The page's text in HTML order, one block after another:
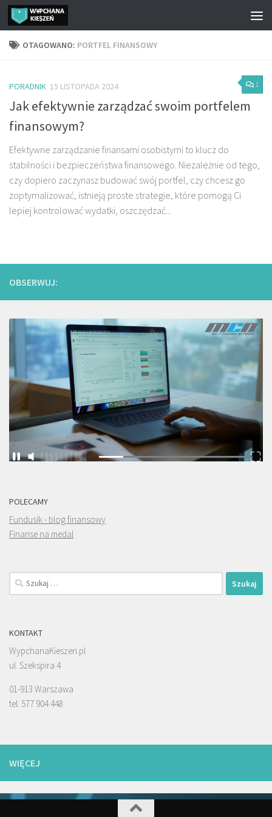
Przejdź do treści
OTAGOWANO: PORTFEL FINANSOWY
1
PORADNIK 15 LISTOPADA 2024
Jak efektywnie zarządzać swoim portfelem
finansowym?
Efektywne zarządzanie finansami osobistymi to klucz do
stabilności i bezpieczeństwa finansowego. Niezależnie od tego,
czy dopiero zaczynasz budować swój portfel, czy chcesz go
zoptymalizować, istnieją proste strategie, które pomogą Ci
lepiej kontrolować wydatki, oszczędzać...
OBSERWUJ:
POLECAMY
Fundusik - blog finansowy
Finanse na medal
Szukaj:
KONTAKT
WypchanaKieszen.pl
ul. Szekspira 4
01-913 Warszawa
tel. 577 904 448
WIĘCEJ